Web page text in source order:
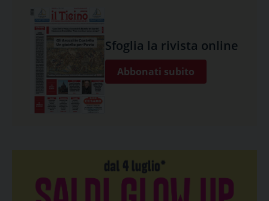
Sfoglia la rivista online
Abbonati subito